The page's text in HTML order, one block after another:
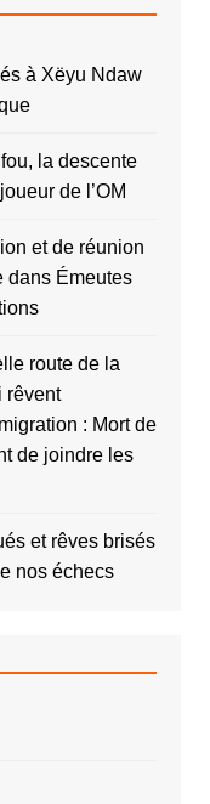
à Xëyu Ndaw
la descente
de l’OM
et de réunion
dans Émeutes
route de la
rêvent
: Mort de
de joindre les
et rêves brisés
nos échecs